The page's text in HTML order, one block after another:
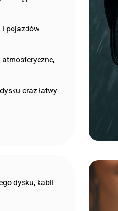
i pojazdów
atmosferyczne,
oraz łatwy
dysku, kabli